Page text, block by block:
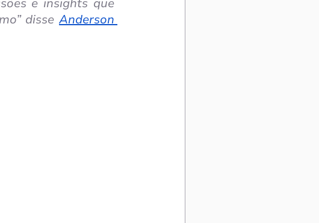
e insights que
disse Anderson